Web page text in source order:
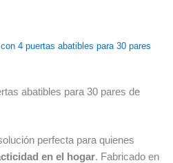
4 puertas abatibles para 30 pares
abatibles para 30 pares de
perfecta para quienes
en el hogar. Fabricado en